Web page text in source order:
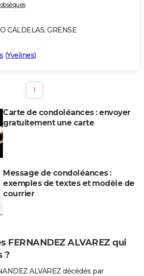
CALDELAS, GRENSE
(Yvelines)
1
Carte de condoléances : envoyer
gratuitement une carte
Message de condoléances :
exemples de textes et modèle de
courrier
FERNANDEZ ALVAREZ qui
?
ALVAREZ décédés par